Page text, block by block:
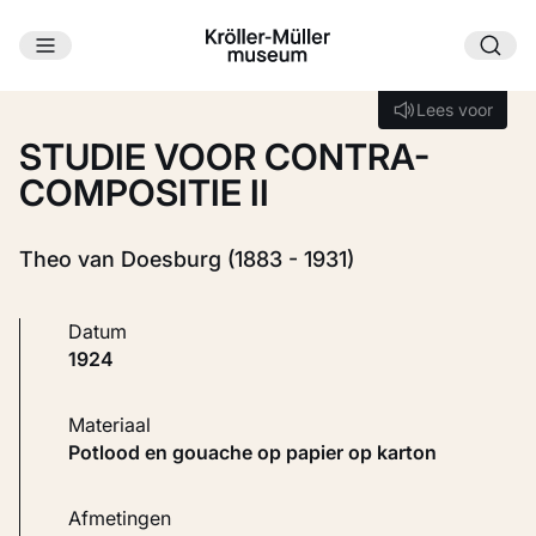
Ga naar hoofdinhoud
Lees voor
Lees voor
STUDIE VOOR CONTRA-
COMPOSITIE II
Theo van Doesburg (1883 - 1931)
Datum
1924
Materiaal
Potlood en gouache op papier op karton
Afmetingen